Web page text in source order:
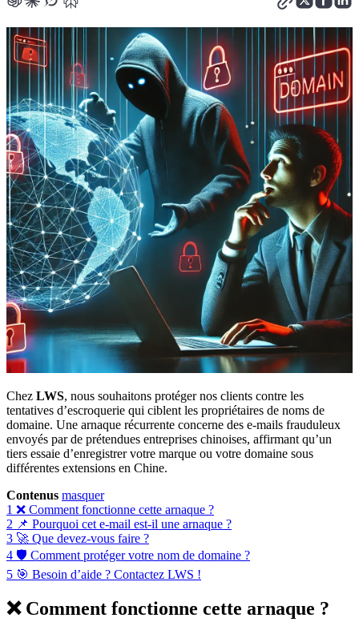
Chez LWS, nous souhaitons protéger nos clients contre les
tentatives d’escroquerie qui ciblent les propriétaires de noms de
domaine. Une arnaque récurrente concerne des e-mails frauduleux
envoyés par de prétendues entreprises chinoises, affirmant qu’un
tiers essaie d’enregistrer votre marque ou votre domaine sous
différentes extensions en Chine.
Contenus masquer
1 ❌ Comment fonctionne cette arnaque ?
2 📌 Pourquoi cet e-mail est-il une arnaque ?
3 🚀 Que devez-vous faire ?
4 🛡 Comment protéger votre nom de domaine ?
5 🎯 Besoin d’aide ? Contactez LWS !
❌ Comment fonctionne cette arnaque ?